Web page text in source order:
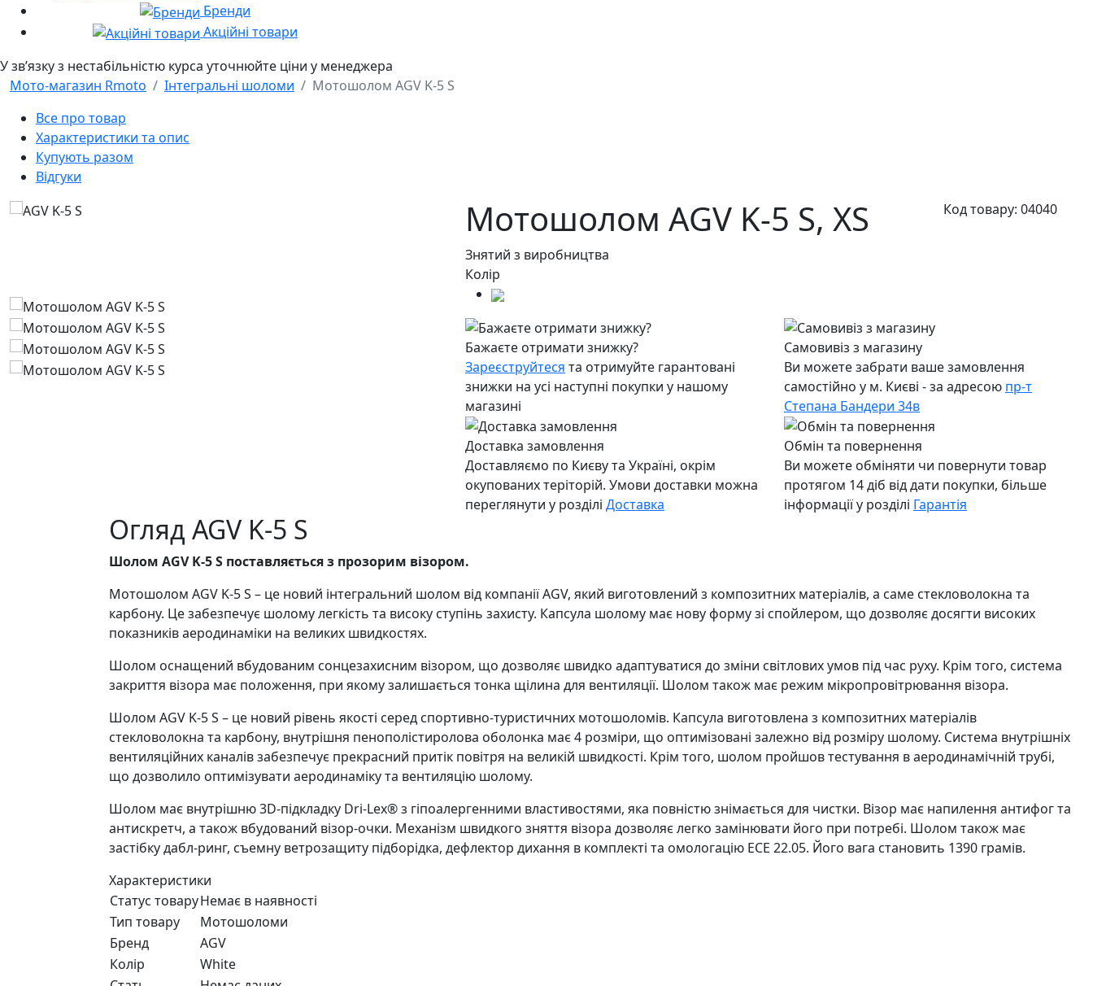
Бренди
Акційні товари
У звʼязку з нестабільністю курса уточнюйте ціни у менеджера
Мото-магазин Rmoto
Інтегральні шоломи
Мотошолом AGV K-5 S
Все про товар
Характеристики та опис
Купують разом
Відгуки
Мотошолом AGV K-5 S, XS
Знятий з виробництва
Код товару: 04040
Колір
Бажаєте отримати знижку?
Зареєструйтеся та отримуйте гарантовані
знижки на усі наступні покупки у нашому
магазині
Самовивіз з магазину
Ви можете забрати ваше замовлення
самостійно у м. Києві - за адресою пр-т
Степана Бандери 34в
Доставка замовлення
Доставляємо по Києву та Україні, окрім
окупованих теріторій. Умови доставки можна
переглянути у розділі Доставка
Обмін та повернення
Ви можете обміняти чи повернути товар
протягом 14 діб від дати покупки, більше
інформації у розділі Гарантія
Огляд AGV K-5 S
Шолом AGV K-5 S поставляється з прозорим візором.
Мотошолом AGV K-5 S – це новий інтегральний шолом від компанії AGV, який виготовлений з композитних матеріалів, а саме стекловолокна та
карбону. Це забезпечує шолому легкість та високу ступінь захисту. Капсула шолому має нову форму зі спойлером, що дозволяє досягти високих
показників аеродинаміки на великих швидкостях.
Шолом оснащений вбудованим сонцезахисним візором, що дозволяє швидко адаптуватися до зміни світлових умов під час руху. Крім того, система
закриття візора має положення, при якому залишається тонка щілина для вентиляції. Шолом також має режим мікропровітрювання візора.
Шолом AGV K-5 S – це новий рівень якості серед спортивно-туристичних мотошоломів. Капсула виготовлена з композитних матеріалів
стекловолокна та карбону, внутрішня пенополістиролова оболонка має 4 розміри, що оптимізовані залежно від розміру шолому. Система внутрішніх
вентиляційних каналів забезпечує прекрасний притік повітря на великій швидкості. Крім того, шолом пройшов тестування в аеродинамічній трубі,
що дозволило оптимізувати аеродинаміку та вентиляцію шолому.
Шолом має внутрішню 3D-підкладку Dri-Lex® з гіпоалергенними властивостями, яка повністю знімається для чистки. Візор має напилення антифог та
антискретч, а також вбудований візор-очки. Механізм швидкого зняття візора дозволяє легко замінювати його при потребі. Шолом також має
застібку дабл-ринг, съемну ветрозащиту підборідка, дефлектор дихання в комплекті та омологацію ЕСЕ 22.05. Його вага становить 1390 грамів.
Характеристики
Статус товаруНемає в наявності
Тип товару
Мотошоломи
Бренд
AGV
Колір
White